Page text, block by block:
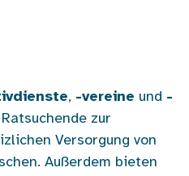
, -vereine und -
zur
Versorgung von
Außerdem bieten